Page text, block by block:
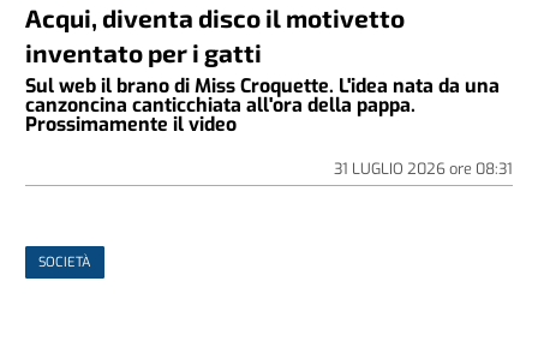
Acqui, diventa disco il motivetto
inventato per i gatti
Sul web il brano di Miss Croquette. L'idea nata da una
canzoncina canticchiata all'ora della pappa.
Prossimamente il video
31 LUGLIO 2026ore 08:31
SOCIETÀ